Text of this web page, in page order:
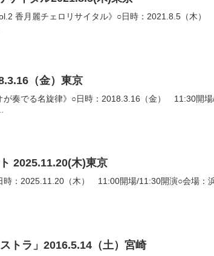
香月麗チェロリサイタル》○日時：2021.8.5（木
のひととき、トリオが奏でる名旋律 2018.3.16（金）東京
奏でる名旋律》○日時：2018.3.16（金） 11:30開
2025.11.20(木)東京
時：2025.11.20（木） 11:00開場/11:30開演○会場：
トラ」2016.5.14（土）宮崎